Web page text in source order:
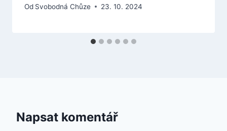
Od Svobodná Chůze 23. 10. 2024
Napsat komentář